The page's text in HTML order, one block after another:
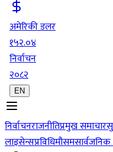
अमेरिकी डलर
१५२.०४
निर्वाचन
२०८२
EN
निर्वाचनराजनीतिप्रमुख समाचार
लाइसेन्सप्रविधिमौसम